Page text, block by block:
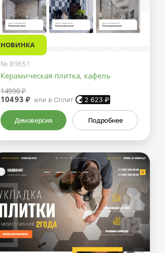
НОВИНКА
№ 89651
Керамическая плитка, кафель
14990 ₽
10493 ₽ или в Сплит 2 623 ₽
Демоверсия Подробнее